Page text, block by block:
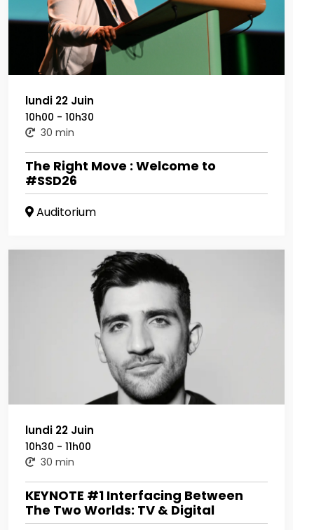
lundi 22 Juin
10h00 - 10h30
30 min
The Right Move : Welcome to
#SSD26
Auditorium
lundi 22 Juin
10h30 - 11h00
30 min
KEYNOTE #1 Interfacing Between
The Two Worlds: TV & Digital